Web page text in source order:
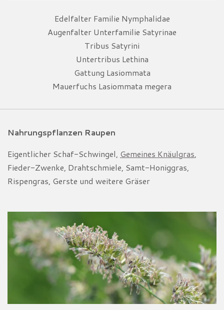
Edelfalter Familie Nymphalidae
Augenfalter Unterfamilie Satyrinae
Tribus Satyrini
Untertribus Lethina
Gattung Lasiommata
Mauerfuchs Lasiommata megera
Nahrungspflanzen Raupen
Eigentlicher Schaf-Schwingel, Gemeines Knäulgras,
Fieder-Zwenke, Drahtschmiele, Samt-Honiggras,
Rispengras, Gerste und weitere Gräser